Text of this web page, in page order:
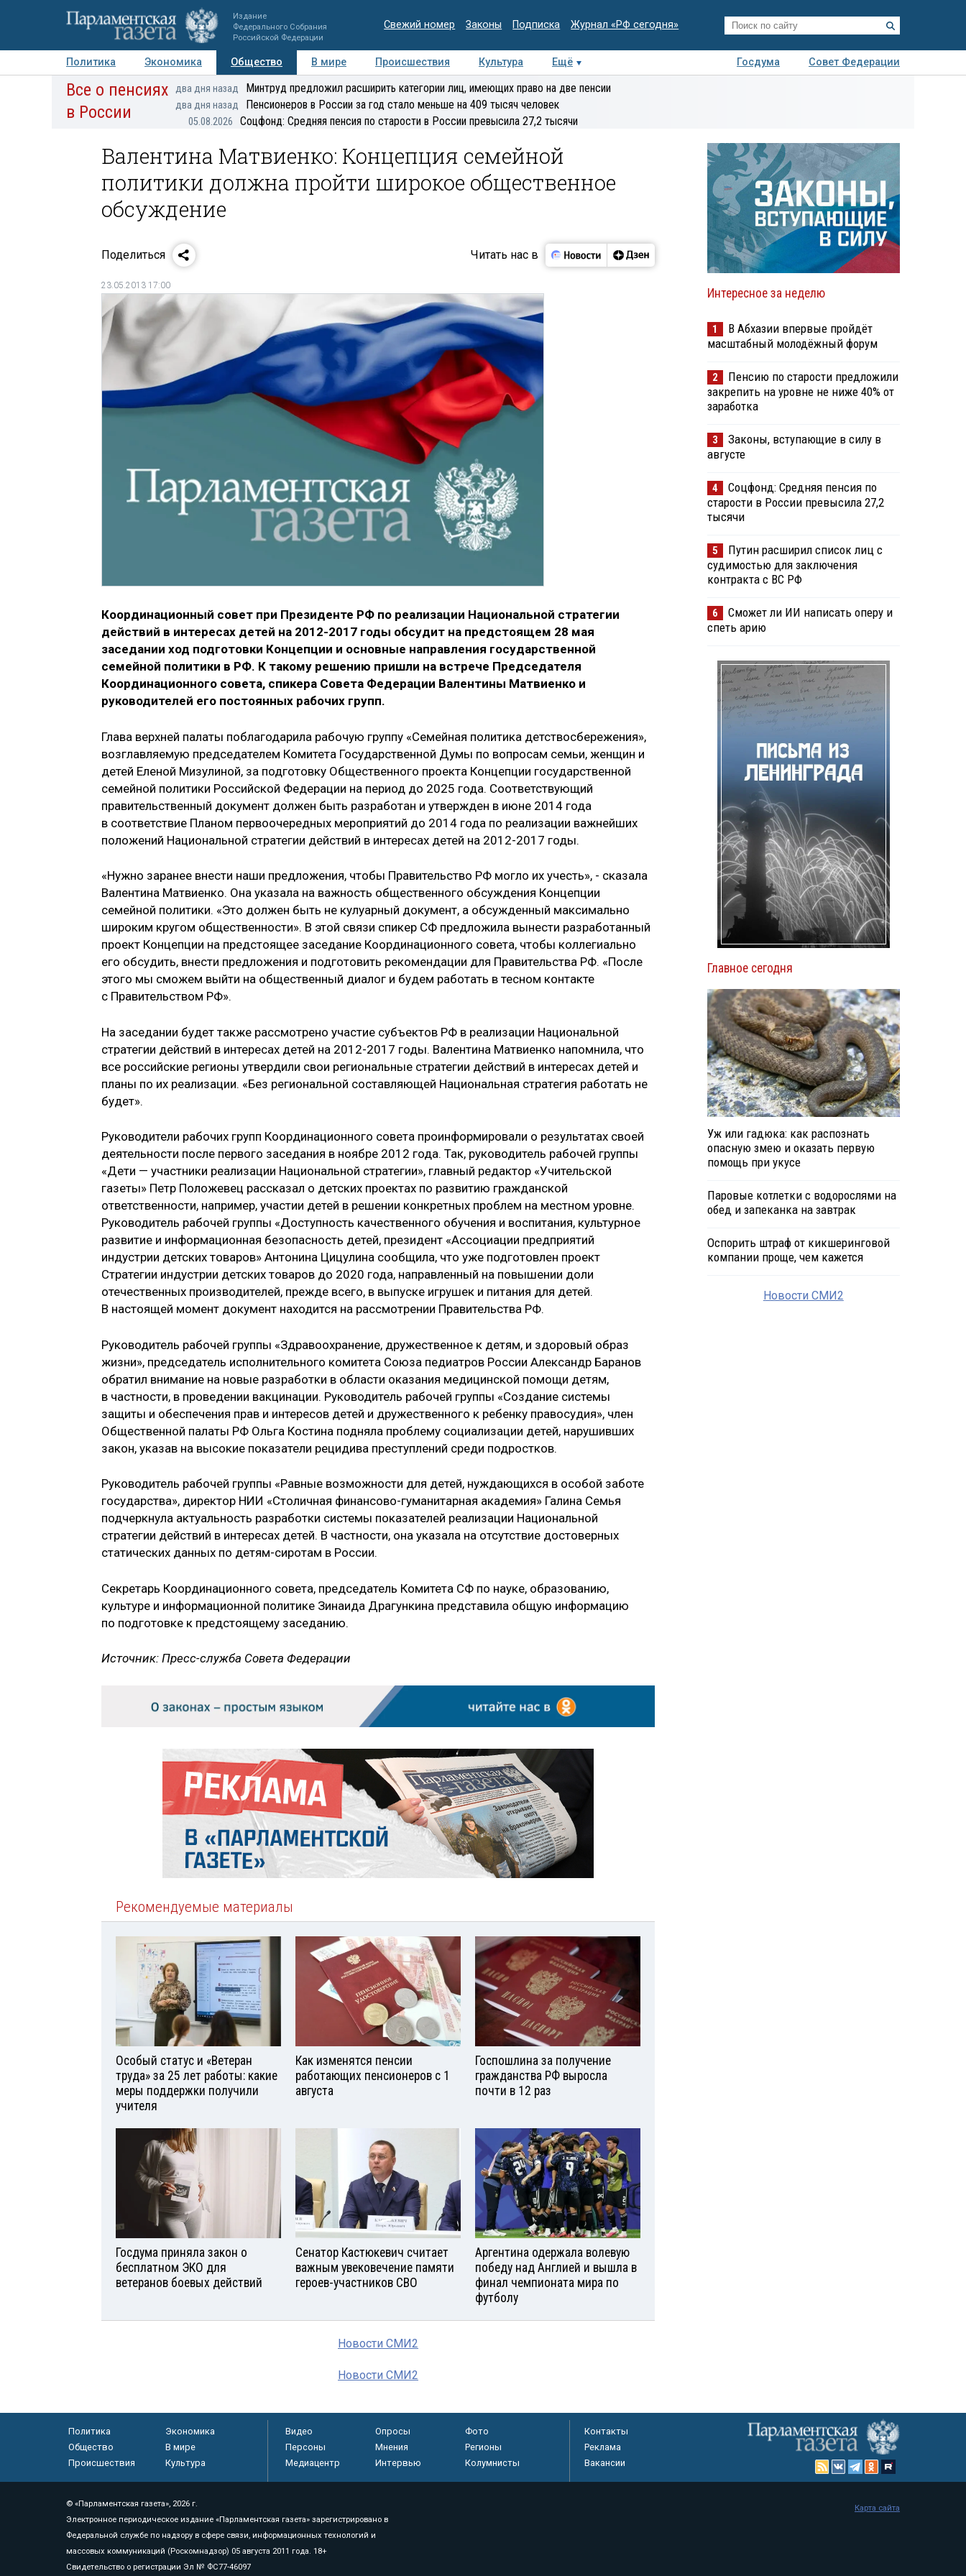
Издание
Федерального Собрания
Российской Федерации
Свежий номер Законы Подписка Журнал «РФ сегодня»
Политика Экономика Общество В мире Происшествия Культура Ещё Госдума
Совет Федерации
Авторы Персоны Мнения Регионы Медиацентр Интервью Колумнисты
Деловая
Все о пенсиях
в России
два дня назад Минтруд предложил расширить категории лиц, имеющих право на две пенсии
два дня назад Пенсионеров в России за год стало меньше на 409 тысяч человек
05.08.2026 Соцфонд: Средняя пенсия по старости в России превысила 27,2 тысячи
Валентина Матвиенко: Концепция семейной
политики должна пройти широкое общественное
обсуждение
Поделиться Читать нас в
23.05.2013 17:00
Координационный совет при Президенте РФ по реализации Национальной стратегии
действий в интересах детей на 2012-2017 годы обсудит на предстоящем 28 мая
заседании ход подготовки Концепции и основные направления государственной
семейной политики в РФ. К такому решению пришли на встрече Председателя
Координационного совета, спикера Совета Федерации Валентины Матвиенко и
руководителей его постоянных рабочих групп.
Глава верхней палаты поблагодарила рабочую группу «Семейная политика детствосбережения»,
возглавляемую председателем Комитета Государственной Думы по вопросам семьи, женщин и
детей Еленой Мизулиной, за подготовку Общественного проекта Концепции государственной
семейной политики Российской Федерации на период до 2025 года. Соответствующий
правительственный документ должен быть разработан и утвержден в июне 2014 года
в соответствие Планом первоочередных мероприятий до 2014 года по реализации важнейших
положений Национальной стратегии действий в интересах детей на 2012-2017 годы.
«Нужно заранее внести наши предложения, чтобы Правительство РФ могло их учесть», - сказала
Валентина Матвиенко. Она указала на важность общественного обсуждения Концепции
семейной политики. «Это должен быть не кулуарный документ, а обсужденный максимально
широким кругом общественности». В этой связи спикер СФ предложила вынести разработанный
проект Концепции на предстоящее заседание Координационного совета, чтобы коллегиально
его обсудить, внести предложения и подготовить рекомендации для Правительства РФ. «После
этого мы сможем выйти на общественный диалог и будем работать в тесном контакте
с Правительством РФ».
На заседании будет также рассмотрено участие субъектов РФ в реализации Национальной
стратегии действий в интересах детей на 2012-2017 годы. Валентина Матвиенко напомнила, что
все российские регионы утвердили свои региональные стратегии действий в интересах детей и
планы по их реализации. «Без региональной составляющей Национальная стратегия работать не
будет».
Руководители рабочих групп Координационного совета проинформировали о результатах своей
деятельности после первого заседания в ноябре 2012 года. Так, руководитель рабочей группы
«Дети — участники реализации Национальной стратегии», главный редактор «Учительской
газеты» Петр Положевец рассказал о детских проектах по развитию гражданской
ответственности, например, участии детей в решении конкретных проблем на местном уровне.
Руководитель рабочей группы «Доступность качественного обучения и воспитания, культурное
развитие и информационная безопасность детей, президент «Ассоциации предприятий
индустрии детских товаров» Антонина Цицулина сообщила, что уже подготовлен проект
Стратегии индустрии детских товаров до 2020 года, направленный на повышении доли
отечественных производителей, прежде всего, в выпуске игрушек и питания для детей.
В настоящей момент документ находится на рассмотрении Правительства РФ.
Руководитель рабочей группы «Здравоохранение, дружественное к детям, и здоровый образ
жизни», председатель исполнительного комитета Союза педиатров России Александр Баранов
обратил внимание на новые разработки в области оказания медицинской помощи детям,
в частности, в проведении вакцинации. Руководитель рабочей группы «Создание системы
защиты и обеспечения прав и интересов детей и дружественного к ребенку правосудия», член
Общественной палаты РФ Ольга Костина подняла проблему социализации детей, нарушивших
закон, указав на высокие показатели рецидива преступлений среди подростков.
Руководитель рабочей группы «Равные возможности для детей, нуждающихся в особой заботе
государства», директор НИИ «Столичная финансово-гуманитарная академия» Галина Семья
подчеркнула актуальность разработки системы показателей реализации Национальной
стратегии действий в интересах детей. В частности, она указала на отсутствие достоверных
статических данных по детям-сиротам в России.
Секретарь Координационного совета, председатель Комитета СФ по науке, образованию,
культуре и информационной политике Зинаида Драгункина представила общую информацию
по подготовке к предстоящему заседанию.
Источник: Пресс-служба Совета Федерации
Рекомендуемые материалы
Особый статус и «Ветеран
труда» за 25 лет работы: какие
меры поддержки получили
учителя
Как изменятся пенсии
работающих пенсионеров с 1
августа
Госпошлина за получение
гражданства РФ выросла
почти в 12 раз
Госдума приняла закон о
бесплатном ЭКО для
ветеранов боевых действий
Сенатор Кастюкевич считает
важным увековечение памяти
героев-участников СВО
Аргентина одержала волевую
победу над Англией и вышла в
финал чемпионата мира по
футболу
Новости СМИ2
Новости СМИ2
Интересное за неделю
1
В Абхазии впервые пройдёт
масштабный молодёжный форум
2
Пенсию по старости предложили
закрепить на уровне не ниже 40% от
заработка
3
Законы, вступающие в силу в
августе
4
Соцфонд: Средняя пенсия по
старости в России превысила 27,2
тысячи
5
Путин расширил список лиц с
судимостью для заключения
контракта с ВС РФ
6
Сможет ли ИИ написать оперу и
спеть арию
Главное сегодня
Уж или гадюка: как распознать
опасную змею и оказать первую
помощь при укусе
Паровые котлетки с водорослями на
обед и запеканка на завтрак
Оспорить штраф от кикшеринговой
компании проще, чем кажется
Новости СМИ2
Политика
Экономика
Общество
В мире
Происшествия
Культура
Видео Опросы
Фото
Персоны
Мнения
Регионы
Медиацентр
Интервью Колумнисты
Контакты
Реклама
Вакансии
© «Парламентская газета», 2026 г.
Электронное периодическое издание «Парламентская газета» зарегистрировано в
Федеральной службе по надзору в сфере связи, информационных технологий и
массовых коммуникаций (Роскомнадзор) 05 августа 2011 года. 18+
Свидетельство о регистрации Эл № ФС77-46097
Карта сайта